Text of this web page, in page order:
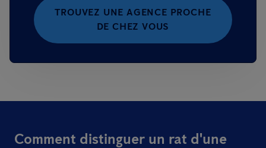
TROUVEZ UNE AGENCE PROCHE
DE CHEZ VOUS
Comment distinguer un rat d'une